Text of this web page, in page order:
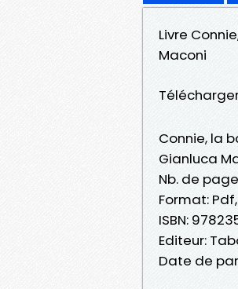
Livre
Maconi
Connie, la
Gianluca
Nb. de
Format: Pdf,
ISBN:
Editeur:
Date de